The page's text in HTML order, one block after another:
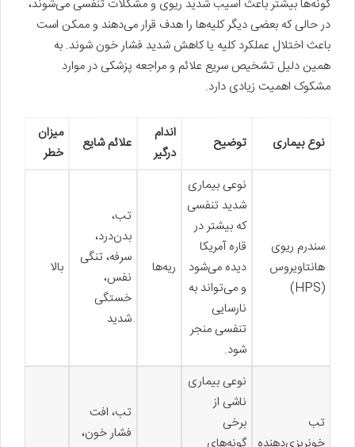
گونه‌ها بیشتر باعث آسیب شدید ریوی و مشکلات تنفسی می‌شوند،
در حالی که بعضی دیگر کلیه‌ها را هدف قرار می‌دهند و ممکن است
باعث اختلال عملکرد کلیه یا کاهش شدید فشار خون شوند. به
همین دلیل تشخیص سریع علائم و مراجعه پزشکی در موارد
مشکوک اهمیت زیادی دارد.
نوع بیماری توضیح
اندام
درگیر
علائم شایع
میزان
خطر
سندرم ریوی
هانتاویروس
(HPS)
نوعی بیماری
شدید تنفسی
که بیشتر در
قاره آمریکا
دیده می‌شود
و می‌تواند به
نارسایی
تنفسی منجر
شود.
ریه‌ها
تب،
بدن‌درد،
سرفه، تنگی
نفس،
خستگی
شدید
بالا
تب
نوعی بیماری
ناشی از
برخی
تب، افت
فشار خون،